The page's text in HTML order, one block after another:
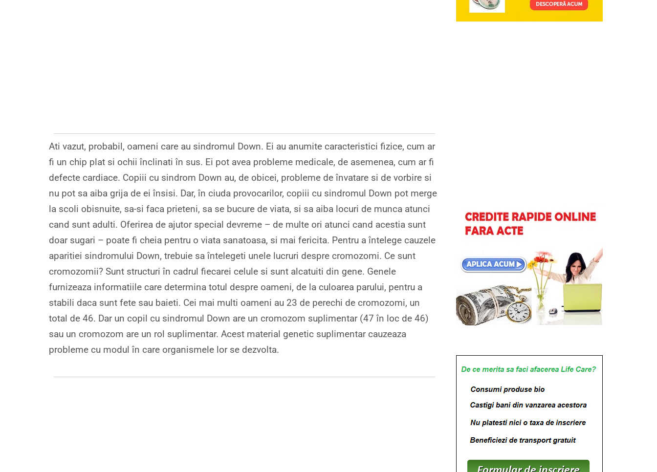
Ati vazut, probabil, oameni care au sindromul Down. Ei au anumite caracteristici fizice, cum ar
fi un chip plat si ochii înclinati în sus. Ei pot avea probleme medicale, de asemenea, cum ar fi
defecte cardiace. Copiii cu sindrom Down au, de obicei, probleme de învatare si de vorbire si
nu pot sa aiba grija de ei însisi. Dar, în ciuda provocarilor, copiii cu sindromul Down pot merge
la scoli obisnuite, sa-si faca prieteni, sa se bucure de viata, si sa aiba locuri de munca atunci
cand sunt adulti. Oferirea de ajutor special devreme – de multe ori atunci cand acestia sunt
doar sugari – poate fi cheia pentru o viata sanatoasa, si mai fericita. Pentru a întelege cauzele
aparitiei sindromului Down, trebuie sa întelegeti unele lucruri despre cromozomi. Ce sunt
cromozomii? Sunt structuri în cadrul fiecarei celule si sunt alcatuiti din gene. Genele
furnizeaza informatiile care determina totul despre oameni, de la culoarea parului, pentru a
stabili daca sunt fete sau baieti. Cei mai multi oameni au 23 de perechi de cromozomi, un
total de 46. Dar un copil cu sindromul Down are un cromozom suplimentar (47 în loc de 46)
sau un cromozom are un rol suplimentar. Acest material genetic suplimentar cauzeaza
probleme cu modul în care organismele lor se dezvolta.